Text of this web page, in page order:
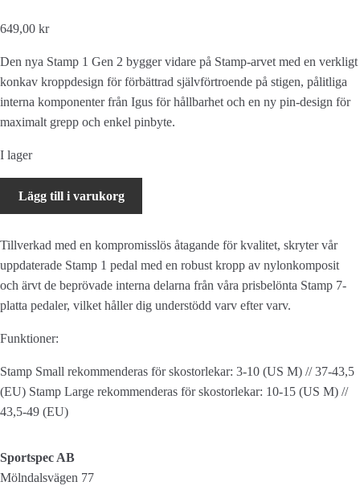
649,00 kr
Den nya Stamp 1 Gen 2 bygger vidare på Stamp-arvet med en verkligt
konkav kroppdesign för förbättrad självförtroende på stigen, pålitliga
interna komponenter från Igus för hållbarhet och en ny pin-design för
maximalt grepp och enkel pinbyte.
I lager
CRANKBROTHERS
1
Large
Gen.
2
Lägg till i varukorg
Tillverkad med en kompromisslös åtagande för kvalitet, skryter vår
uppdaterade Stamp 1 pedal med en robust kropp av nylonkomposit
och ärvt de beprövade interna delarna från våra prisbelönta Stamp 7-
platta pedaler, vilket håller dig understödd varv efter varv.
Funktioner:
Stamp Small rekommenderas för skostorlekar: 3-10 (US M) // 37-43,5
(EU) Stamp Large rekommenderas för skostorlekar: 10-15 (US M) //
43,5-49 (EU)
Sportspec AB
Mölndalsvägen 77